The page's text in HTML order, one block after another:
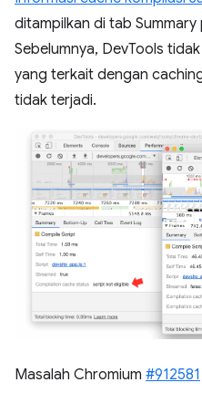
ditampilkan di tab
Sebelumnya, DevTools
yang terkait dengan
tidak terjadi.
Masalah Chromium #912581